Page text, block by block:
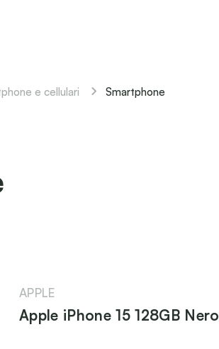
e cellulari Smartphone
APPLE
Apple iPhone 15 128GB Nero